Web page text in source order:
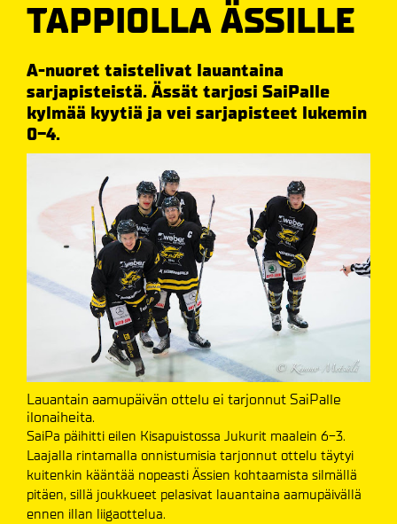
TAPPIOLLA ÄSSILLE
A-nuoret taistelivat lauantaina
sarjapisteistä. Ässät tarjosi SaiPalle
kylmää kyytiä ja vei sarjapisteet lukemin
0-4.
Lauantain aamupäivän ottelu ei tarjonnut SaiPalle
ilonaiheita.
SaiPa päihitti eilen Kisapuistossa Jukurit maalein 6-3.
Laajalla rintamalla onnistumisia tarjonnut ottelu täytyi
kuitenkin kääntää nopeasti Ässien kohtaamista silmällä
pitäen, sillä joukkueet pelasivat lauantaina aamupäivällä
ennen illan liigaottelua.